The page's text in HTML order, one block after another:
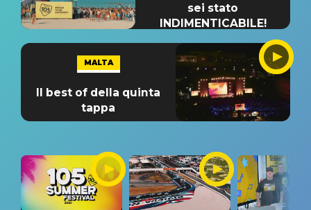
sei stato
INDIMENTICABILE!
MALTA
Il best of della quinta
tappa